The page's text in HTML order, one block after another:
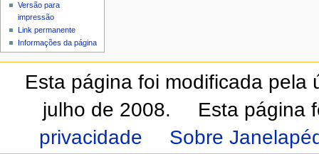
Versão para
impressão
Link permanente
Informações da página
Esta página foi modificada pela
julho de 2008.
Esta página
privacidade
Sobre